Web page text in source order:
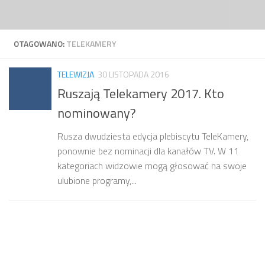
OTAGOWANO:TELEKAMERY
TELEWIZJA 30 LISTOPADA 2016
Ruszają Telekamery 2017. Kto
nominowany?
Rusza dwudziesta edycja plebiscytu TeleKamery,
ponownie bez nominacji dla kanałów TV. W 11
kategoriach widzowie mogą głosować na swoje
ulubione programy,...